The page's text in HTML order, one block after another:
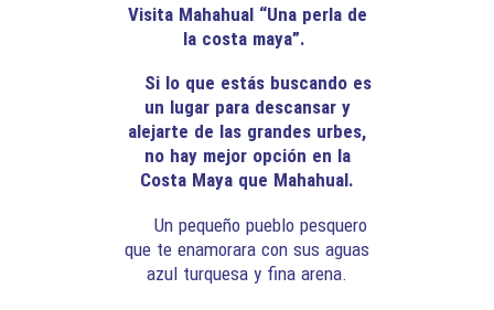
Visita Mahahual “Una perla de
la costa maya”.
Si lo que estás buscando es
un lugar para descansar y
alejarte de las grandes urbes,
no hay mejor opción en la
Costa Maya que Mahahual.
Un pequeño pueblo pesquero
que te enamorara con sus aguas
azul turquesa y fina arena.